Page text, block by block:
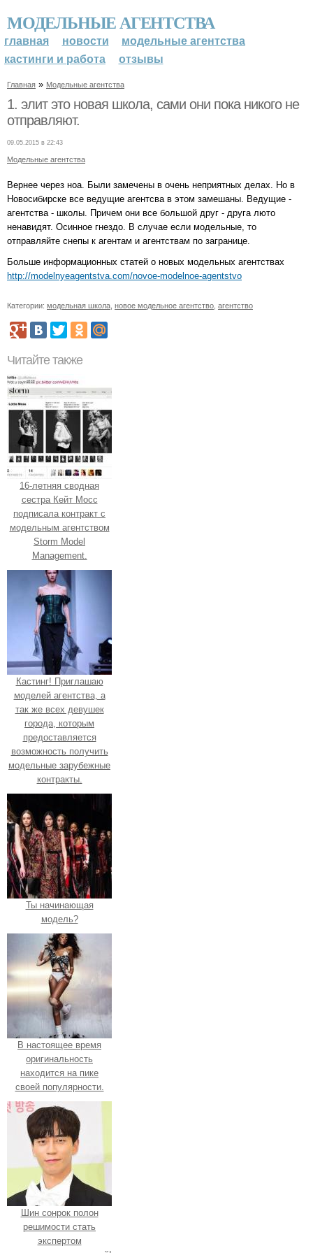
МОДЕЛЬНЫЕ АГЕНТСТВА
главная новости
модельные агентства
кастинги и работа
отзывы
Главная » Модельные агентства
1. элит это новая школа, сами они пока никого не
отправляют.
09.05.2015 в 22:43
Модельные агентства
Вернее через ноа. Были замечены в очень неприятных делах. Но в
Новосибирске все ведущие агентсва в этом замешаны. Ведущие -
агентства - школы. Причем они все большой друг - друга люто
ненавидят. Осинное гнездо. В случае если модельные, то
отправляйте снепы к агентам и агентствам по загранице.
Больше информационных статей о новых модельных агентствах
http://modelnyeagentstva.com/novoe-modelnoe-agentstvo
Категории: модельная школа новое модельное агентство агентство
Читайте также
16-летняя сводная
сестра Кейт Мосс
подписала контракт с
модельным агентством
Storm Model
Management.
Кастинг! Приглашаю
моделей агентства, а
так же всех девушек
города, которым
предоставляется
возможность получить
модельные зарубежные
контракты.
Ты начинающая
модель?
В настоящее время
оригинальность
находится на пике
своей популярности.
Шин сонрок полон
решимости стать
экспертом